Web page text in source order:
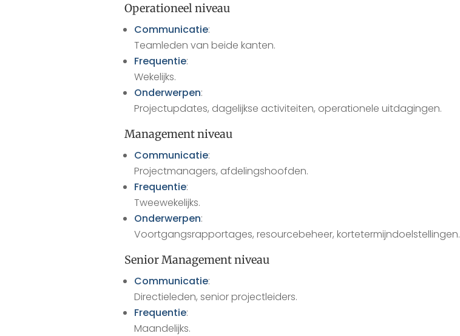
Operationeel niveau
Communicatie:
Teamleden van beide kanten.
Frequentie:
Wekelijks.
Onderwerpen:
Projectupdates, dagelijkse activiteiten, operationele uitdagingen.
Management niveau
Communicatie:
Projectmanagers, afdelingshoofden.
Frequentie:
Tweewekelijks.
Onderwerpen:
Voortgangsrapportages, resourcebeheer, kortetermijndoelstellingen.
Senior Management niveau
Communicatie:
Directieleden, senior projectleiders.
Frequentie:
Maandelijks.